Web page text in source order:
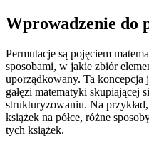
Wprowadzenie do
Permutacje są pojęciem
sposobami, w jakie zbiór
uporządkowany. Ta koncepcja
gałęzi matematyki skupiającej
strukturyzowaniu. Na
książek na półce, różne
tych książek.